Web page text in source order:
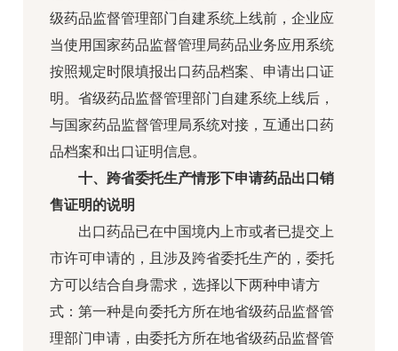
级药品监督管理部门自建系统上线前，企业应
当使用国家药品监督管理局药品业务应用系统
按照规定时限填报出口药品档案、申请出口证
明。省级药品监督管理部门自建系统上线后，
与国家药品监督管理局系统对接，互通出口药
品档案和出口证明信息。
十、跨省委托生产情形下申请药品出口销
售证明的说明
出口药品已在中国境内上市或者已提交上
市许可申请的，且涉及跨省委托生产的，委托
方可以结合自身需求，选择以下两种申请方
式：第一种是向委托方所在地省级药品监督管
理部门申请，由委托方所在地省级药品监督管